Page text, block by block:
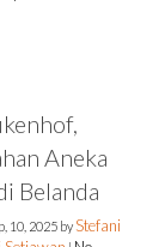
Aneka
Belanda
10, 2025 byStefani